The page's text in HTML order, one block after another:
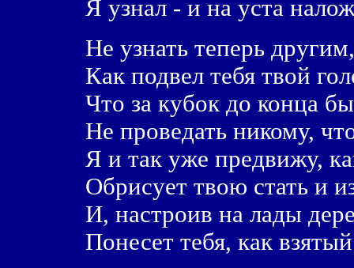
Я узнал - и на уста
Hе узнать теперь
Как подвел тебя твой
Что за кубок до конца
Hе проведать никому,
Я и так уже предвижу,
Обрисует твою стать и
И, настроив на лады
Понесет тебя, как